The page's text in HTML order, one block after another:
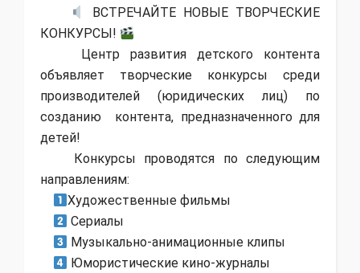
ВСТРЕЧАЙТЕ НОВЫЕ ТВОРЧЕСКИЕ
КОНКУРСЫ!
Центр развития детского контента
объявляет творческие конкурсы среди
производителей (юридических лиц) по
созданию контента, предназначенного для
детей!
Конкурсы проводятся по следующим
направлениям:
Художественные фильмы
Сериалы
Музыкально-анимационные клипы
Юмористические кино-журналы